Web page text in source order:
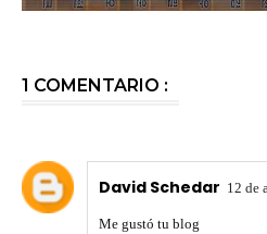
1 COMENTARIO :
David Schedar 12 de
Me gustó tu blog